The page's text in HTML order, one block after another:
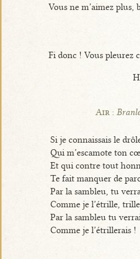
Vous ne m’aimez plus,
Fi donc ! Vous pleurez
Air :
Si je connaissais le
Qui m’escamote ton
Et qui contre tout
Te fait manquer de
Par la sambleu, tu
Comme je l’étrille,
Par la sambleu tu
Comme je l’étrillerais !